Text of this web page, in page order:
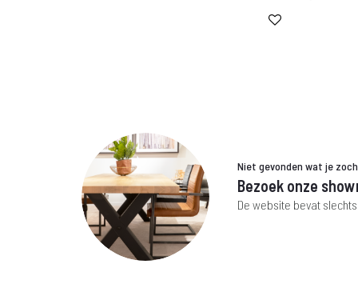
prijs
Niet gevonden wat je
Bezoek onze
De website bevat